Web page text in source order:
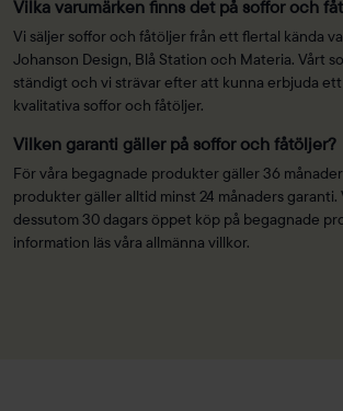
Vilka varumärken finns det på soffor och
Vi säljer soffor och fåtöljer från ett flertal kända
Johanson Design, Blå Station och Materia. Vårt
ständigt och vi strävar efter att kunna erbjuda
kvalitativa soffor och fåtöljer.
Vilken garanti gäller på soffor och fåtöljer?
För våra begagnade produkter gäller 36
produkter gäller alltid minst 24 månaders garanti.
dessutom 30 dagars öppet köp på begagnade
information läs våra allmänna villkor.